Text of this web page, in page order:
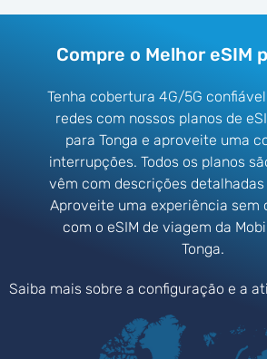
Compre o Melhor eSIM
Tenha cobertura 4G/5G
redes com nossos planos de
para Tonga e aproveite uma
interrupções. Todos os planos
vêm com descrições
Aproveite uma experiência sem
com o eSIM de viagem da
Tonga.
Saiba mais sobre a configuração e a